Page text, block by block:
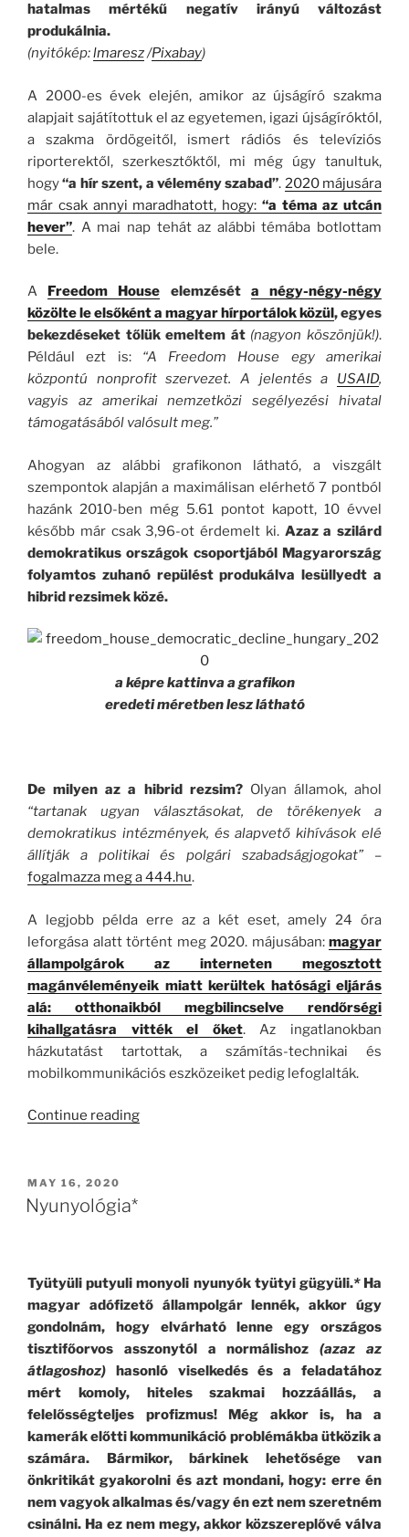
hatalmas mértékű negatív irányú változást
produkálnia.
(nyitókép:lmaresz/Pixabay)
A 2000-es évek elején, amikor az újságíró szakma
alapjait sajátítottuk el az egyetemen, igazi újságíróktól,
a szakma ördögeitől, ismert rádiós és televíziós
riporterektől, szerkesztőktől, mi még úgy tanultuk,
hogy“a hír szent, a vélemény szabad”. 2020 májusára
már csak annyi maradhatott, hogy: “a téma az utcán
hever”. A mai nap tehát az alábbi témába botlottam
bele.
A Freedom House elemzését a négy-négy-négy
közölte le elsőként a magyar hírportálok közül, egyes
bekezdéseket tőlük emeltem át (nagyon köszönjük!).
Például ezt is: “A Freedom House egy amerikai
központú nonprofit szervezet. A jelentés a USAID,
vagyis az amerikai nemzetközi segélyezési hivatal
támogatásából valósult meg.”
Ahogyan az alábbi grafikonon látható, a viszgált
szempontok alapján a maximálisan elérhető 7 pontból
hazánk 2010-ben még 5.61 pontot kapott, 10 évvel
később már csak 3,96-ot érdemelt ki. Azaz a szilárd
demokratikus országok csoportjából Magyarország
folyamtos zuhanó repülést produkálva lesüllyedt a
hibrid rezsimek közé.
a képre kattinva a grafikon
eredeti méretbenlesz látható
De milyen az a hibrid rezsim?Olyan államok, ahol
“tartanak ugyan választásokat, de törékenyek a
demokratikus intézmények, és alapvető kihívások elé
állítják a politikai és polgári szabadságjogokat” –
fogalmazza meg a 444.hu.
A legjobb példa erre az a két eset, amely 24 óra
leforgása alatt történt meg 2020. májusában: magyar
állampolgárok az interneten megosztott
magánvéleményeik miatt kerültek hatósági eljárás
alá: otthonaikból megbilincselve rendőrségi
kihallgatásra vitték el őket. Az ingatlanokban
házkutatást tartottak, a számítás-technikai és
mobilkommunikációs eszközeiket pedig lefoglalták.
Continue reading“Lefelé
POSTED
ON
MAY 16, 2020
Nyunyológia*
Tyütyüli putyuli monyoli nyunyók tyütyi gügyüli.*Ha
magyar adófizető állampolgár lennék, akkor úgy
gondolnám, hogy elvárható lenneegy országos
tisztifőorvos asszonytól anormálishoz(azaz az
átlagoshoz) hasonló viselkedés és a feladatához
mért komoly, hiteles szakmai hozzáállás, a
felelősségteljes profizmus! Még akkor is, ha a
kamerák előtti kommunikáció problémákba ütközik a
számára. Bármikor, bárkinek lehetősége van
önkritikát gyakorolni és azt mondani, hogy: erre én
nem vagyok alkalmas és/vagy én ezt nem szeretném
csinálni. Ha ez nem megy, akkor közszereplővé válva